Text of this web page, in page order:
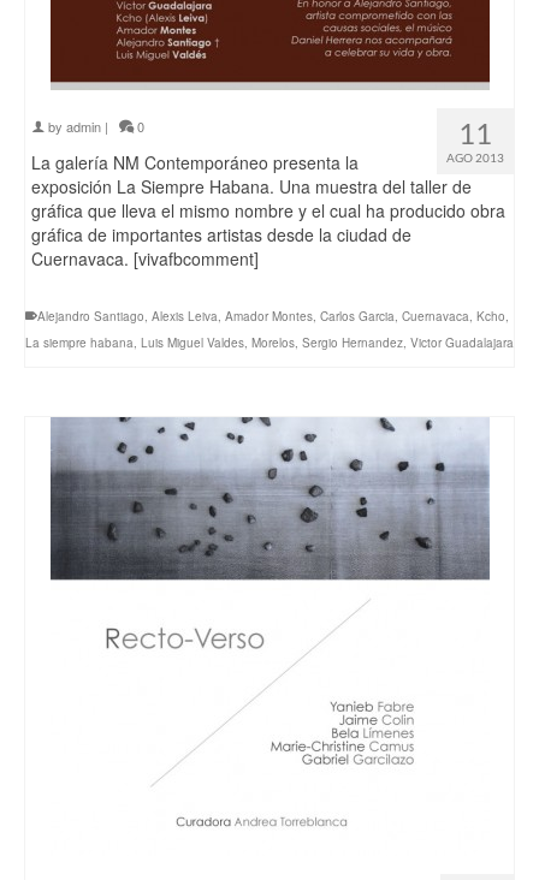
11
AGO 2013
by admin | 0
La galería NM Contemporáneo presenta la
exposición La Siempre Habana. Una muestra del taller de
gráfica que lleva el mismo nombre y el cual ha producido obra
gráfica de importantes artistas desde la ciudad de
Cuernavaca. [vivafbcomment]
Alejandro Santiago, Alexis Leiva, Amador Montes, Carlos Garcia, Cuernavaca, Kcho,
La siempre habana, Luis Miguel Valdes, Morelos, Sergio Hernandez, Victor Guadalajara